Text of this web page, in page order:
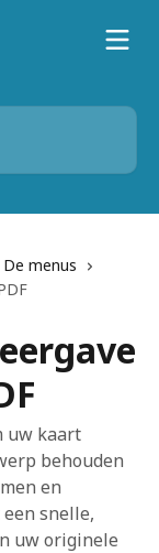
De menus
uw kaart
behouden
en
snelle,
uw originele